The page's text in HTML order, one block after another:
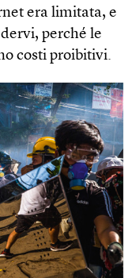
era limitata, e
perché le
costi proibitivi.